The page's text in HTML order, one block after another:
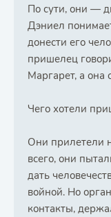
По сути, они —
Дэниел
донести его
пришелец
Маргарет, а она
Чего хотели
Они прилетели
всего, они
дать
войной. Но
контакты,